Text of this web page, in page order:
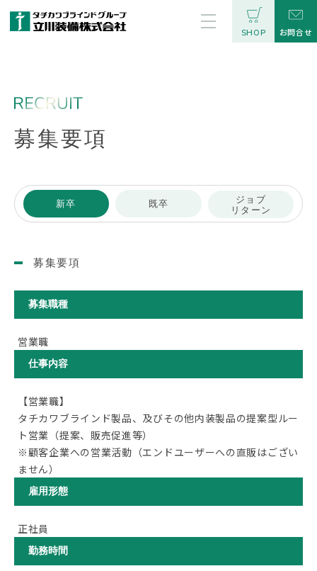
SHOP お問合せ
募集要項
新卒 既卒
ジョブ
リターン
募集要項
募集職種
営業職
仕事内容
【営業職】
タチカワブラインド製品、及びその他内装製品の提案型ルー
ト営業（提案、販売促進等）
※顧客企業への営業活動（エンドユーザーへの直販はござい
ません）
雇用形態
正社員
勤務時間